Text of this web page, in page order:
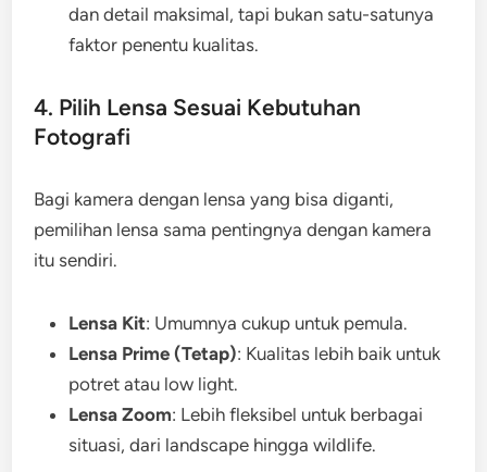
dan detail maksimal, tapi bukan satu-satunya
faktor penentu kualitas.
4. Pilih Lensa Sesuai Kebutuhan
Fotografi
Bagi kamera dengan lensa yang bisa diganti,
pemilihan lensa sama pentingnya dengan kamera
itu sendiri.
Lensa Kit: Umumnya cukup untuk pemula.
Lensa Prime (Tetap): Kualitas lebih baik untuk
potret atau low light.
Lensa Zoom: Lebih fleksibel untuk berbagai
situasi, dari landscape hingga wildlife.